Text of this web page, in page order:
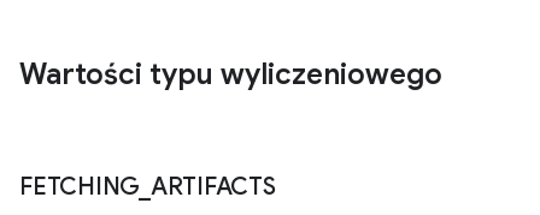
Wartości typu wyliczeniowego
FETCHING ARTIFACTS